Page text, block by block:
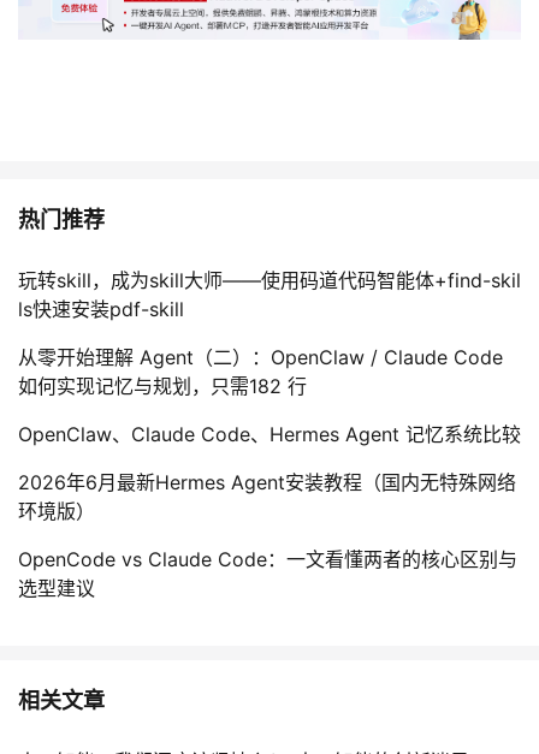
热门推荐
玩转skill，成为skill大师——使用码道代码智能体+find-skil
ls快速安装pdf-skill
从零开始理解 Agent（二）：OpenClaw / Claude Code
如何实现记忆与规划，只需182 行
OpenClaw、Claude Code、Hermes Agent 记忆系统比较
2026年6月最新Hermes Agent安装教程（国内无特殊网络
环境版）
OpenCode vs Claude Code：一文看懂两者的核心区别与
选型建议
相关文章